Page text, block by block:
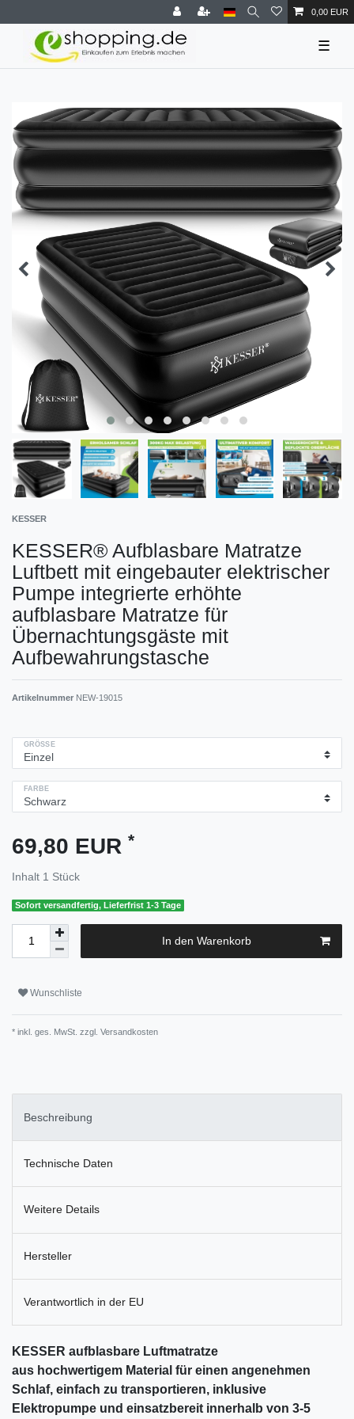
0,00 EUR
☰
KESSER
KESSER® Aufblasbare Matratze
Luftbett mit eingebauter elektrischer
Pumpe integrierte erhöhte
aufblasbare Matratze für
Übernachtungsgäste mit
Aufbewahrungstasche
Artikelnummer NEW-19015
GRÖSSE
FARBE
69,80 EUR *
Inhalt 1 Stück
Sofort versandfertig, Lieferfrist 1-3 Tage
In den Warenkorb
Wunschliste
* inkl. ges. MwSt. zzgl. Versandkosten
Beschreibung
Technische Daten
Weitere Details
Hersteller
Verantwortlich in der EU
KESSER aufblasbare Luftmatratze
aus hochwertigem Material für einen angenehmen
Schlaf, einfach zu transportieren, inklusive
Elektropumpe und einsatzbereit innerhalb von 3-5